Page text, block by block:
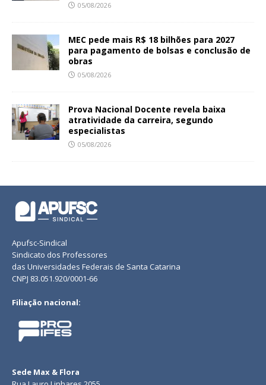
05/08/2026
MEC pede mais R$ 18 bilhões para 2027
para pagamento de bolsas e conclusão de
obras
05/08/2026
Prova Nacional Docente revela baixa
atratividade da carreira, segundo
especialistas
05/08/2026
Apufsc-Sindical
Sindicato dos Professores
das Universidades Federais de Santa Catarina
CNPJ 83.051.920/0001-66
Filiação nacional:
Sede Max & Flora